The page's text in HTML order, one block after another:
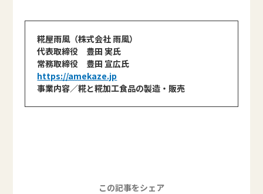
糀屋雨風（株式会社 雨風）
代表取締役 豊田 実氏
常務取締役 豊田 宣広氏
https://amekaze.jp
事業内容／糀と糀加工食品の製造・販売
この記事をシェア